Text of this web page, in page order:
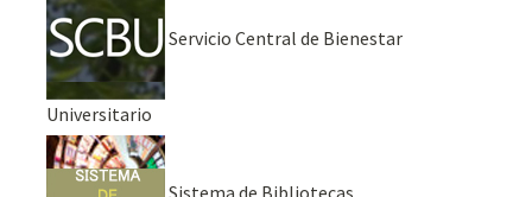
Servicio Central de Bienestar
Universitario